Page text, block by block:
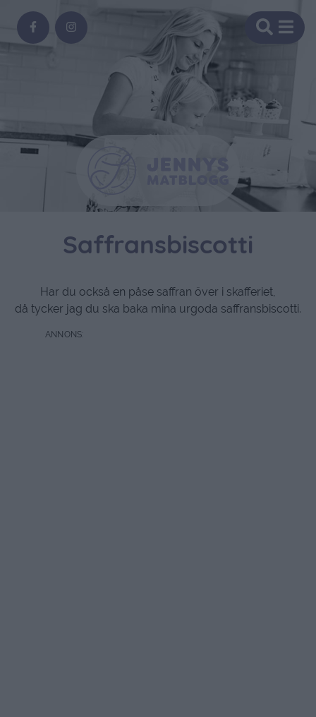
Saffransbiscotti
Har du också en påse saffran över i skafferiet,
då tycker jag du ska baka mina urgoda saffransbiscotti.